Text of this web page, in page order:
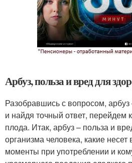
Арбуз, польза и вред для
Разобравшись с вопросом, арбуз
и найдя точный ответ, перейдем
плода. Итак, арбуз – польза и
организма человека, какие
моменты при употреблении и